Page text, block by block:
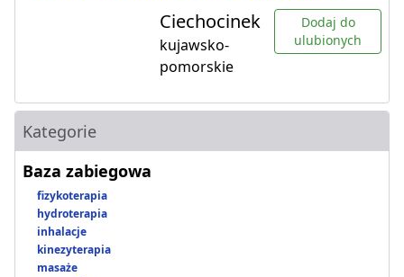
Ciechocinek
kujawsko-
pomorskie
Dodaj do
ulubionych
Kategorie
Baza zabiegowa
fizykoterapia
hydroterapia
inhalacje
kinezyterapia
masaże